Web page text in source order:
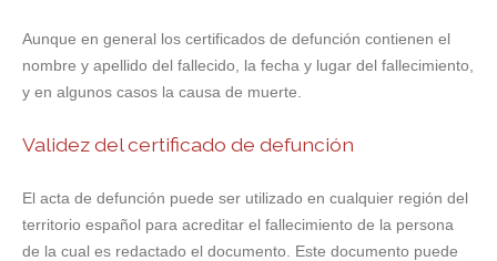
Aunque en general los certificados de defunción contienen el
nombre y apellido del fallecido, la fecha y lugar del fallecimiento,
y en algunos casos la causa de muerte.
Validez del certificado de defunción
El acta de defunción puede ser utilizado en cualquier región del
territorio español para acreditar el fallecimiento de la persona
de la cual es redactado el documento. Este documento puede